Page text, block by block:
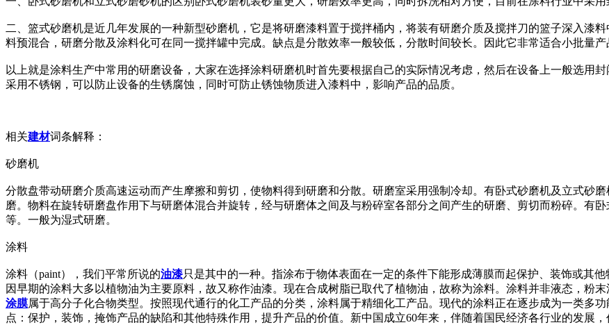
二、篮式砂磨机是近几年发展的一种新型砂磨机，它是将研磨漆料置于搅拌桶内，将装有研磨介质及搅拌刀的篮子深入漆
料预混合，研磨分散及涂料化可在同一搅拌罐中完成。缺点是分散效率一般较低，分散时间较长。因此它非常适合小批量产
以上就是涂料生产中常用的研磨设备，大家在选择涂料研磨机时首先要根据自己的实际情况考虑，然后在设备上一般选用
采用不锈钢，可以防止设备的生锈腐蚀，同时可防止锈蚀物质进入漆料中，影响产品的品质。
相关建材词条解释：
砂磨机
分散盘带动研磨介质高速运动而产生摩擦和剪切，使物料得到研磨和分散。研磨室采用强制冷却。有卧式砂磨机及立式砂
磨。物料在旋转研磨盘作用下与研磨体混合并旋转，经与研磨体之间及与粉碎室各部分之间产生的研磨、剪切而粉碎。有
等。一般为湿式研磨。
涂料
涂料（paint），我们平常所说的油漆只是其中的一种。指涂布于物体表面在一定的条件下能形成薄膜而起保护、装饰或其
因早期的涂料大多以植物油为主要原料，故又称作油漆。现在合成树脂已取代了植物油，故称为涂料。涂料并非液态，粉
涂膜属于高分子化合物类型。按照现代通行的化工产品的分类，涂料属于精细化工产品。现代的涂料正在逐步成为一类多
点：保护，装饰，掩饰产品的缺陷和其他特殊作用，提升产品的价值。新中国成立60年来，伴随着国民经济各行业的发展